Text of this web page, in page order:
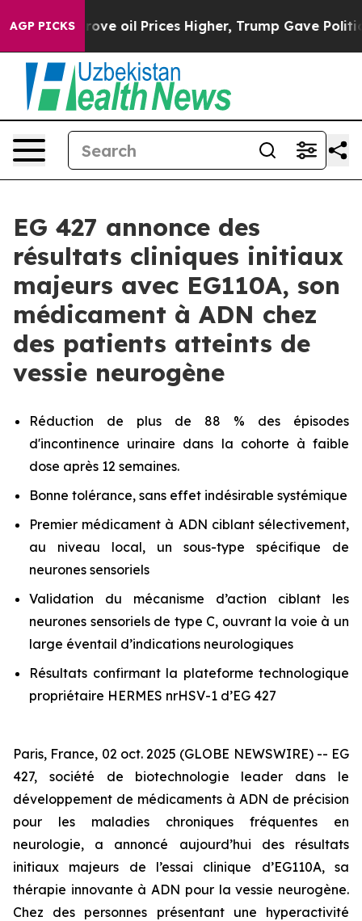
AGP PICKS
Iran Drove oil Prices Higher, Trump Gave
EG 427 annonce des
résultats cliniques initiaux
majeurs avec EG110A, son
médicament à ADN chez
des patients atteints de
vessie neurogène
Réduction de plus de 88 % des épisodes
d'incontinence urinaire dans la cohorte à faible
dose après 12 semaines.
Bonne tolérance, sans effet indésirable systémique
Premier médicament à ADN ciblant sélectivement,
au niveau local, un sous-type spécifique de
neurones sensoriels
Validation du mécanisme d’action ciblant les
neurones sensoriels de type C, ouvrant la voie à un
large éventail d’indications neurologiques
Résultats confirmant la plateforme technologique
propriétaire HERMES nrHSV-1 d’EG 427
Paris, France, 02 oct. 2025 (GLOBE NEWSWIRE) -- EG
427, société de biotechnologie leader dans le
développement de médicaments à ADN de précision
pour les maladies chroniques fréquentes en
neurologie, a annoncé aujourd’hui des résultats
initiaux majeurs de l’essai clinique d’EG110A, sa
thérapie innovante à ADN pour la vessie neurogène.
Chez des personnes présentant une hyperactivité